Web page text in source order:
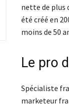
nette de plus
été créé en
moins de 50
Le pro
Spécialiste
marketeur